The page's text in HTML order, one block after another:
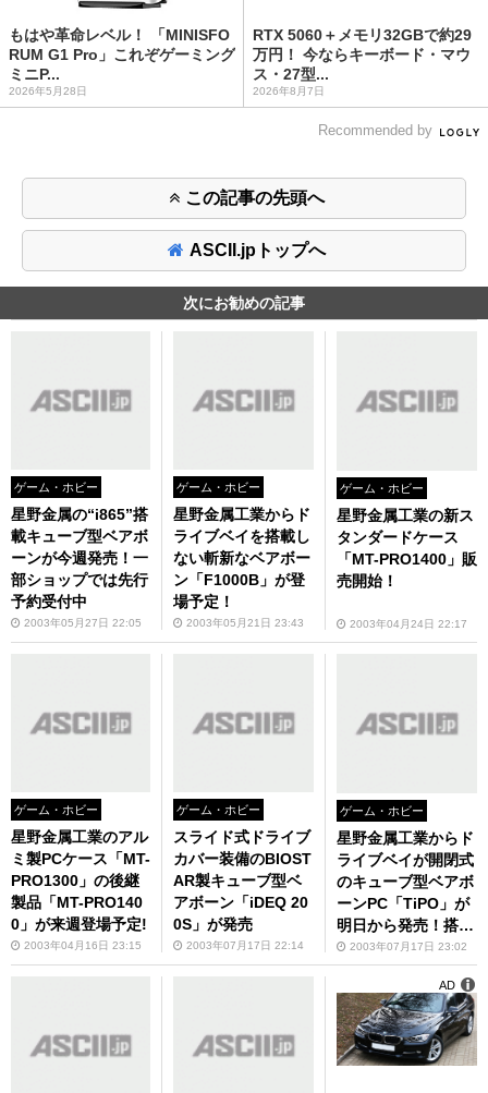
もはや革命レベル！ 「MINISFO
RUM G1 Pro」これぞゲーミング
ミニP...
2026年5月28日
RTX 5060＋メモリ32GBで約29
万円！ 今ならキーボード・マウ
ス・27型...
2026年8月7日
Recommended by
この記事の先頭へ
ASCII.jpトップへ
次にお勧めの記事
ゲーム・ホビー
星野金属の“i865”搭
載キューブ型ベアボ
ーンが今週発売！一
部ショップでは先行
予約受付中
2003年05月27日 22:05
ゲーム・ホビー
星野金属工業からド
ライブベイを搭載し
ない斬新なベアボー
ン「F1000B」が登
場予定！
2003年05月21日 23:43
ゲーム・ホビー
星野金属工業の新ス
タンダードケース
「MT-PRO1400」販
売開始！
2003年04月24日 22:17
ゲーム・ホビー
星野金属工業のアル
ミ製PCケース「MT-
PRO1300」の後継
製品「MT-PRO140
0」が来週登場予定!
2003年04月16日 23:15
ゲーム・ホビー
スライド式ドライブ
カバー装備のBIOST
AR製キューブ型ベ
アボーン「iDEQ 20
0S」が発売
2003年07月17日 22:14
ゲーム・ホビー
星野金属工業からド
ライブベイが開閉式
のキューブ型ベアボ
ーンPC「TiPO」が
明日から発売！搭載
マザー別で3モデル
がラインナップ！
2003年07月17日 23:02
AD